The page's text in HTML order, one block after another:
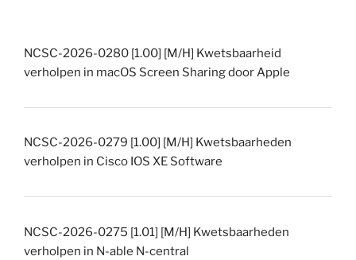
NCSC-2026-0280 [1.00] [M/H] Kwetsbaarheid
verholpen in macOS Screen Sharing door Apple
NCSC-2026-0279 [1.00] [M/H] Kwetsbaarheden
verholpen in Cisco IOS XE Software
NCSC-2026-0275 [1.01] [M/H] Kwetsbaarheden
verholpen in N-able N-central